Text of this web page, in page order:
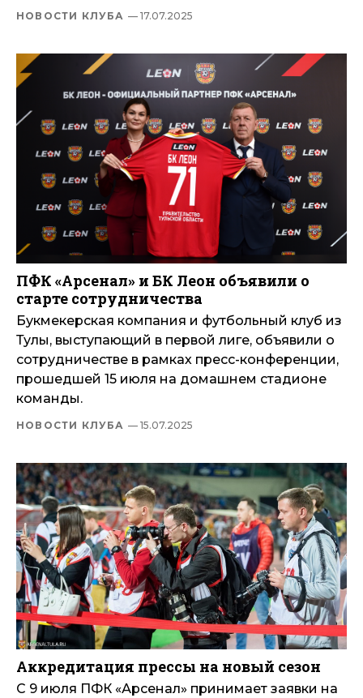
НОВОСТИ КЛУБА — 17.07.2025
ПФК «Арсенал» и БК Леон объявили о
старте сотрудничества
Букмекерская компания и футбольный клуб из
Тулы, выступающий в первой лиге, объявили о
сотрудничестве в рамках пресс-конференции,
прошедшей 15 июля на домашнем стадионе
команды.
НОВОСТИ КЛУБА — 15.07.2025
Аккредитация прессы на новый сезон
С 9 июля ПФК «Арсенал» принимает заявки на